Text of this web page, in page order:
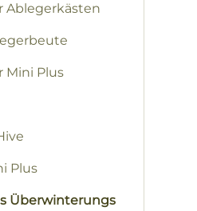
Ablegerkästen
Mini Plus
Plus
Überwinterungs